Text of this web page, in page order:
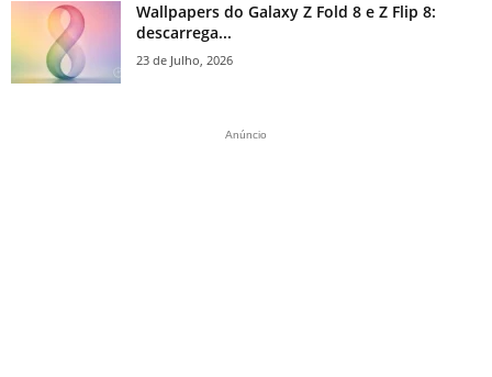
Wallpapers do Galaxy Z Fold 8 e Z Flip 8:
descarrega...
23 de Julho, 2026
Anúncio